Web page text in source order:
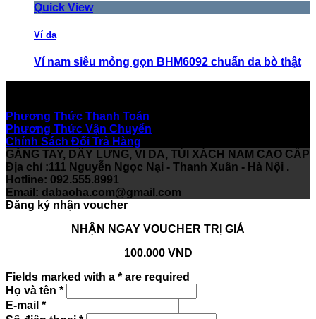
Quick View
Ví da
Ví nam siêu mỏng gọn BHM6092 chuẩn da bò thật
Phương Thức Thanh Toán
Phương Thức Vận Chuyển
Chính Sách Đổi Trả Hàng
GĂNG TAY, DÂY LƯNG, VI DA, TÚI XÁCH NAM CAO CẤP
Địa chỉ :111 Nguyễn Ngọc Nại - Thanh Xuân - Hà Nội .
Hotline: 092.555.8991
Email: dabaoha.com@gmail.com
Đăng ký nhận voucher
NHẬN NGAY VOUCHER TRỊ GIÁ
100.000 VND
Fields marked with a * are required
Họ và tên *
E-mail *